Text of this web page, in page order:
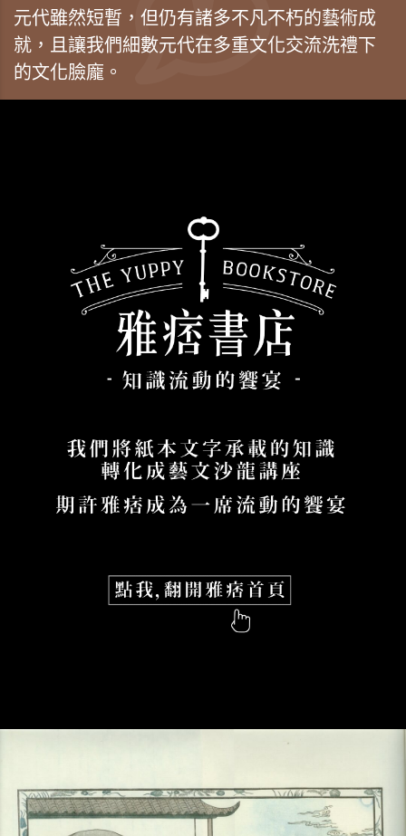
元代雖然短暫，但仍有諸多不凡不朽的藝術成
就，且讓我們細數元代在多重文化交流洗禮下
的文化臉龐。